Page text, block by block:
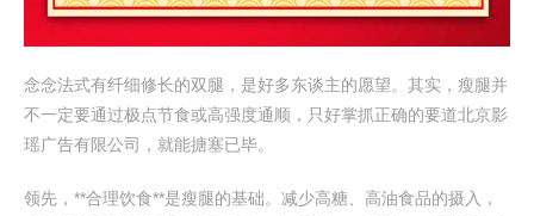
念念法式有纤细修长的双腿，是好多东谈主的愿望。其实，瘦腿并
不一定要通过极点节食或高强度通顺，只好掌抓正确的要道北京影
瑶广告有限公司，就能搪塞已毕。
领先，**合理饮食**是瘦腿的基础。减少高糖、高油食品的摄入，